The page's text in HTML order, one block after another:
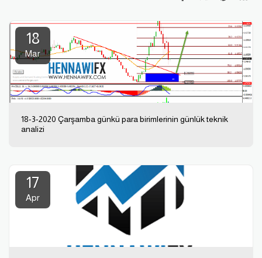
18
Mar
18-3-2020 Çarşamba günkü para birimlerinin günlük teknik
analizi
17
Apr